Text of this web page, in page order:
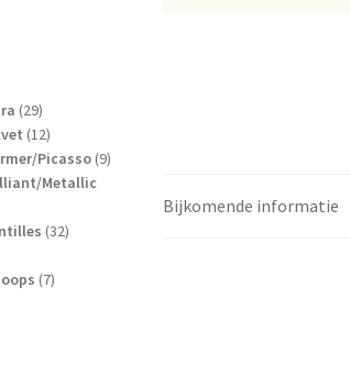
Bijkomende informatie
2929
producten
1212
producten
Picasso 99
Metallic
3232
77